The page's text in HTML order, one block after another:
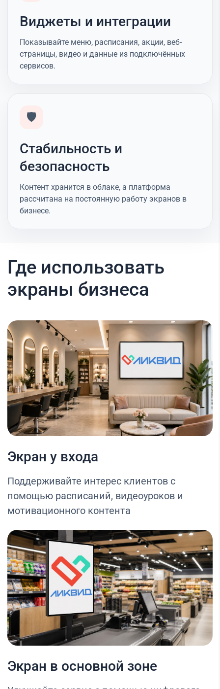
Виджеты и интеграции
Показывайте меню, расписания, акции, веб-
страницы, видео и данные из подключённых
сервисов.
🛡️
Стабильность и
безопасность
Контент хранится в облаке, а платформа
рассчитана на постоянную работу экранов в
бизнесе.
Где использовать
экраны бизнеса
Экран у входа
Поддерживайте интерес клиентов с
помощью расписаний, видеоуроков и
мотивационного контента
Экран в основной зоне